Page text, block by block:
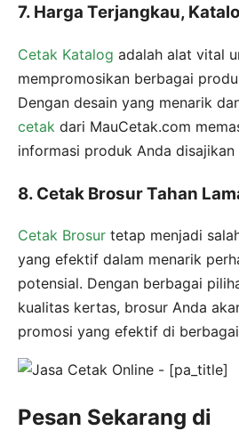
7. Harga Terjangkau,
Cetak Katalog adalah alat vital
mempromosikan berbagai
Dengan desain yang menarik
cetak dari MauCetak.com
informasi produk Anda disajikan
8. Cetak Brosur Tahan
Cetak Brosur tetap menjadi
yang efektif dalam menarik
potensial. Dengan berbagai
kualitas kertas, brosur Anda
promosi yang efektif di
Pesan Sekarang di